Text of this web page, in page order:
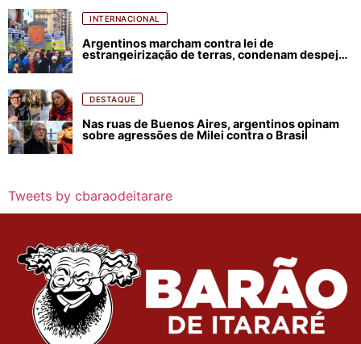
INTERNACIONAL
Argentinos marcham contra lei de
estrangeirização de terras, condenam despejos
DESTAQUE
Nas ruas de Buenos Aires, argentinos opinam
sobre agressões de Milei contra o Brasil
Tweets by cbaraodeitarare